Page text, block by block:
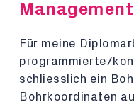
Für meine
programmierte/
schliesslich ein
Bohrkoordinaten